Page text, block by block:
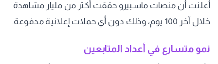
أعلنت أن منصات ماسبيرو حققت أكثر من مليار مشاهدة
خلال آخر 100 يوم، وذلك دون أي حملات إعلانية مدفوعة.
نمو متسارع في أعداد المتابعين